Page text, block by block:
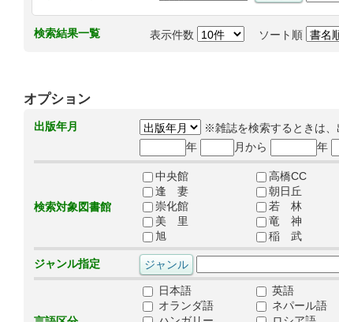
検索結果一覧 表示件数 ソート順
オプション
出版年月
※雑誌を検索するときは、
年
月から 年
検索対象図書館
中央館 高橋CC
逢 妻
朝日丘
崇化館
若 林
美 里
竜 神
旭
稲 武
ジャンル指定
日本語 英語
オランダ語
ネパール語